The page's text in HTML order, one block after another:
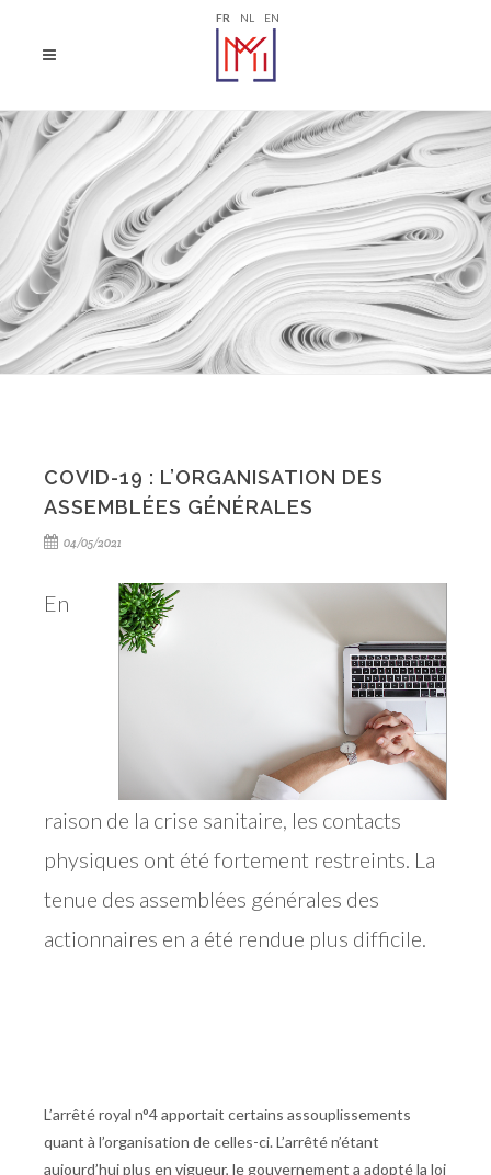
FR NL EN
COVID-19 : L’ORGANISATION DES
ASSEMBLÉES GÉNÉRALES
04/05/2021
En
raison de la crise sanitaire, les contacts
physiques ont été fortement restreints. La
tenue des assemblées générales des
actionnaires en a été rendue plus difficile.
L’arrêté royal n°4 apportait certains assouplissements
quant à l’organisation de celles-ci. L’arrêté n’étant
aujourd’hui plus en vigueur, le gouvernement a adopté la loi